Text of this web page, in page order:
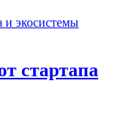
стартапа